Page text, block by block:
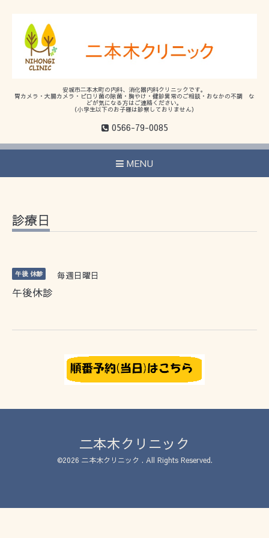
安城市二本木町の内科、消化器内科クリニックです。
胃カメラ・大腸カメラ・ピロリ菌の除菌・胸やけ・健診異常のご相談・おなかの不調 な
どが気になる方はご連絡ください。
（小学生以下のお子様は診察しておりません）
0566-79-0085
MENU
診療日
午後 休診 毎週日曜日
午後休診
二本木クリニック
©2026 二本木クリニック . All Rights Reserved.